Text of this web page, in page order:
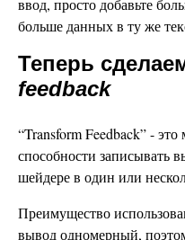
ввод, просто добавьте
больше данных в ту же
Теперь
feedback
“Transform Feedback” -
способности записывать
шейдере в один или
Преимущество
вывод одномерный,